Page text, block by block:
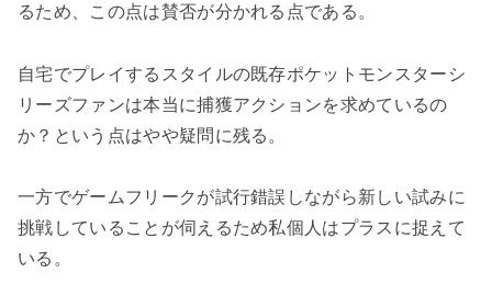
るため、この点は賛否が分かれる点である。
自宅でプレイするスタイルの既存ポケットモンスターシ
リーズファンは本当に捕獲アクションを求めているの
か？という点はやや疑問に残る。
一方でゲームフリークが試行錯誤しながら新しい試みに
挑戦していることが伺えるため私個人はプラスに捉えて
いる。